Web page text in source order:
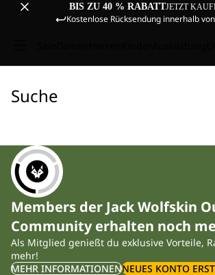
BIS ZU 40 % RABATTJETZT
Kostenlose Rücksendung innerhalb
Suche
Members der Jack Wolfskin
Community erhalten noch
Als Mitglied genießt du exklusive Vorteile,
mehr!
MEHR INFORMATIONENNEUES KONTO